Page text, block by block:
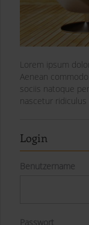
Lorem ipsum
Aenean
sociis natoque
nascetur ridiculus
Login
Benutzername
Passwort